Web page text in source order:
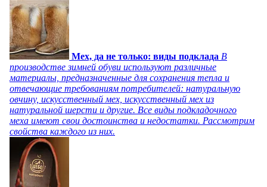
Мех, да не только: виды подклада В
производстве зимней обуви используют различные
материалы, предназначенные для сохранения тепла и
отвечающие требованиям потребителей: натуральную
овчину, искусственный мех, искусственный мех из
натуральной шерсти и другие. Все виды подкладочного
меха имеют свои достоинства и недостатки. Рассмотрим
свойства каждого из них.